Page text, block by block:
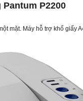
P2200
mặt. Máy hỗ trợ khổ giấy